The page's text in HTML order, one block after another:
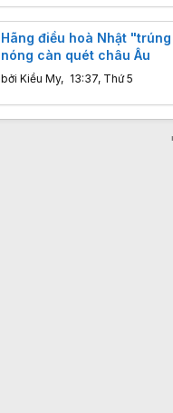
Hãng điều hoà Nhật
nóng càn quét châu Âu
bởi Kiều My, 13:37, Thứ 5